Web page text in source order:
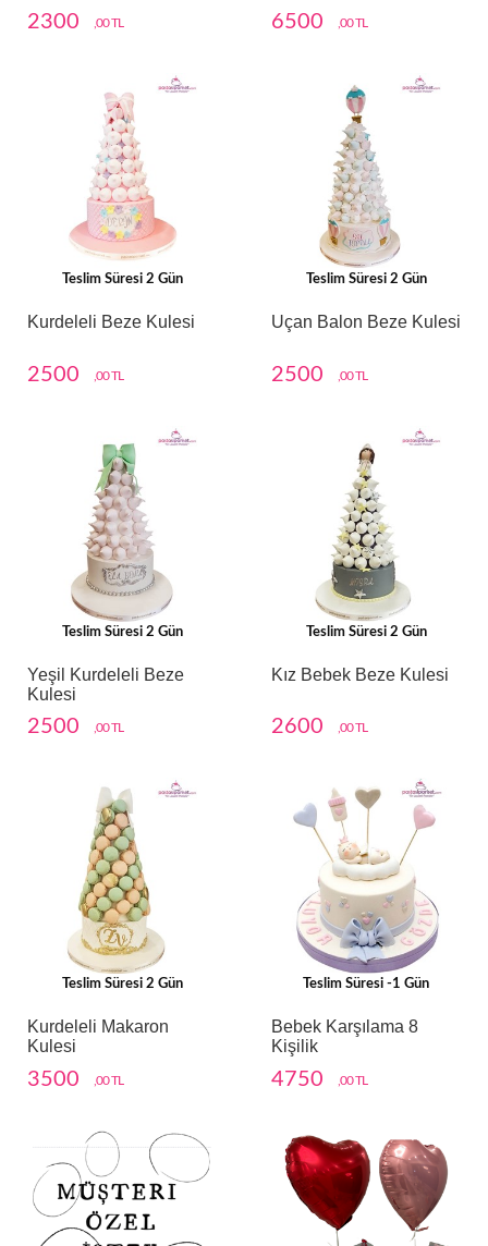
2300 ,00 TL 6500 ,00 TL
Teslim Süresi 2 Gün
Kurdeleli Beze Kulesi
2500 ,00 TL
Teslim Süresi 2 Gün
Uçan Balon Beze Kulesi
2500 ,00 TL
Teslim Süresi 2 Gün
Yeşil Kurdeleli Beze
Kulesi
2500 ,00 TL
Teslim Süresi 2 Gün
Kız Bebek Beze Kulesi
2600 ,00 TL
Teslim Süresi 2 Gün
Kurdeleli Makaron
Kulesi
3500 ,00 TL
Teslim Süresi -1 Gün
Bebek Karşılama 8
Kişilik
4750 ,00 TL